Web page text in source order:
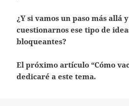
¿Y si vamos un paso más allá
cuestionarnos ese tipo de
bloqueantes?
El próximo artículo “Cómo
dedicaré a este tema.